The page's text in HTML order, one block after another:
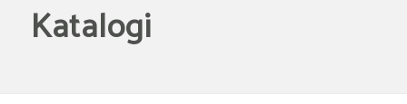
Katalogi